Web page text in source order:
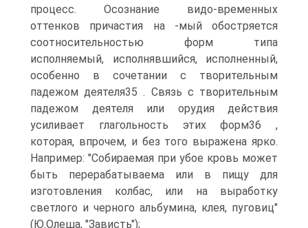
процесс. Осознание видо-временных
оттенков причастия на -мый обостряется
соотносительностью форм типа
исполняемый, исполнявшийся, исполненный,
особенно в сочетании с творительным
падежом деятеля35 . Связь с творительным
падежом деятеля или орудия действия
усиливает глагольность этих форм36 ,
которая, впрочем, и без того выражена ярко.
Например: "Собираемая при убое кровь может
быть перерабатываема или в пищу для
изготовления колбас, или на выработку
светлого и черного альбумина, клея, пуговиц"
(Ю.Олеша, "Зависть");